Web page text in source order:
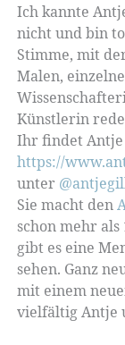
Ich kannte
nicht und bin
Stimme, mit
Malen,
Künstlerin
Ihr findet
https://
unter
Sie macht den
schon mehr als
gibt es eine
sehen. Ganz
mit einem
vielfältig Antje